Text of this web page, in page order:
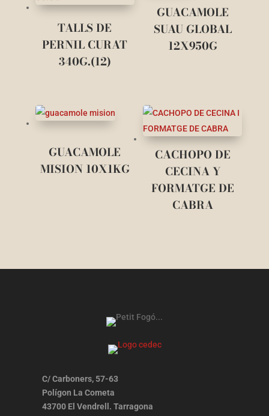
TALLS DE
PERNIL CURAT
340G.(12)
GUACAMOLE
SUAU GLOBAL
12X950G
GUACAMOLE
MISION 10X1KG
CACHOPO DE
CECINA Y
FORMATGE DE
CABRA
C/ Carboners, 57-63
Polígon La Cometa
43700 El Vendrell. Tarragona